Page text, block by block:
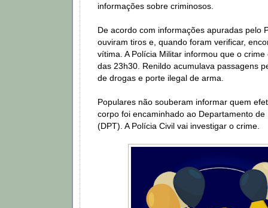
informações sobre criminosos.
De acordo com informações apuradas pelo
ouviram tiros e, quando foram verificar,
vítima. A Polícia Militar informou que o
das 23h30. Renildo acumulava passagens
de drogas e porte ilegal de arma.
Populares não souberam informar quem
corpo foi encaminhado ao Departamento de
(DPT). A Polícia Civil vai investigar o crime.